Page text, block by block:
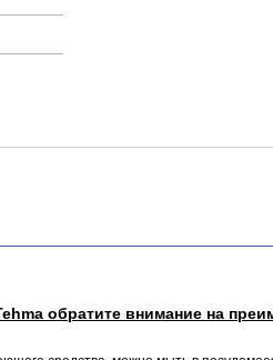
обратите внимание на